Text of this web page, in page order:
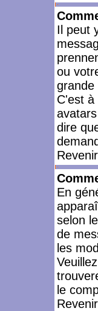
Il peut
ou
grande
C'est à
dire
En
selon
de
les
le